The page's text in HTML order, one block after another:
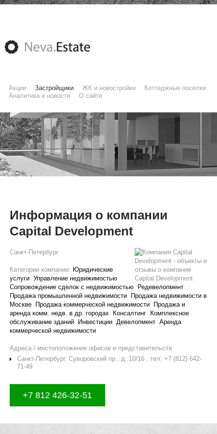
Акции Застройщики ЖК и новостройки
Коттеджные поселки
Аналитика и новости
О сайте
Информация о компании
Capital Development
Санкт-Петербург
Категории компании: Юридические
услуги Управление недвижимостью
Сопровождение сделок с недвижимостью
Редевелопмент
Продажа промышленной недвижимости
Продажа недвижимости в
Москве
Продажа коммерческой недвижимости
Продажа и
аренда комм. недв. в др. городах
Консалтинг
Комплексное
обслуживание зданий
Инвестиции Девелопмент Аренда
коммерческой недвижимости
Адреса / местоположение офисов и представительств
Санкт-Петербург, Суворовский пр., д. 10/16 , тел: +7 (812) 642-
71-49
+7 812 426-32-51